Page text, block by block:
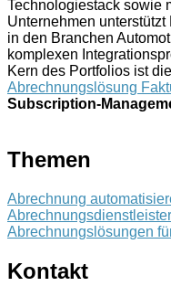
Technologiestack sowie
Unternehmen
in den Branchen
komplexen
Kern des Portfolios ist
Abrechnungslösung
Subscription-
Themen
Abrechnung
Abrechnungslösungen
Kontakt